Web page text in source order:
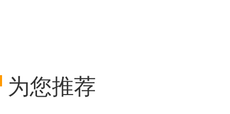
为您推荐